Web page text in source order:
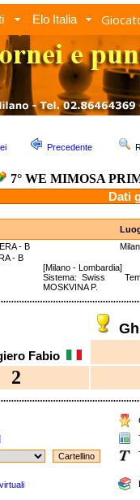
Elo Italia
Precedente
7° WE MIMOSA
Dati
- B
- B
[Milano - Lombardia]
Sistema: Swiss
MOSKVINA P.
Fabio
2